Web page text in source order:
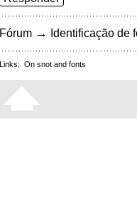
Fórum → Identificação de
Links: On snot and fonts